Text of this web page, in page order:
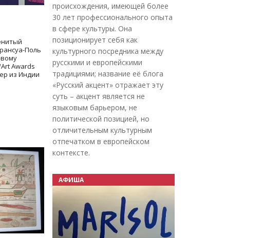
Поль
Awards
из Индии
происхождения, имеющей более
30 лет профессионального опыта
в сфере культуры. Она
позиционирует себя как
культурного посредника между
русскими и европейскими
традициями; название её блога
«Русский акцент» отражает эту
суть – акцент является не
языковым барьером, не
политической позицией, но
отличительным культурным
отпечатком в европейском
контексте.
АФИША